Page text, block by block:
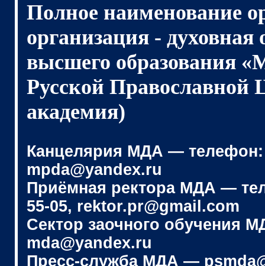
Полное наименование
организация - духовная
высшего образования
Русской Православной
академия)
Канцелярия МДА — телефон:
mpda@yandex.ru
Приёмная ректора МДА —
55-05, rektor.pr@gmail.com
Сектор заочного обучения
mda@yandex.ru
Пресс-служба МДА —